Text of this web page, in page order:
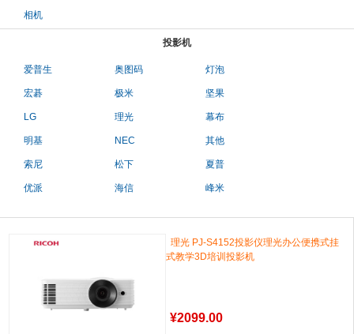
相机
投影机
爱普生 奥图码 灯泡
宏碁 极米 坚果
LG 理光 幕布
明基 NEC 其他
索尼 松下 夏普
优派 海信 峰米
理光 PJ-S4152投影仪理光办公便携式挂
式教学3D培训投影机
¥2099.00